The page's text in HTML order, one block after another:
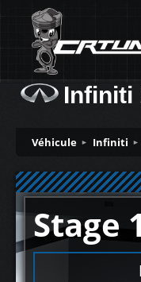
Infiniti
Véhicule Infiniti
Stage 1